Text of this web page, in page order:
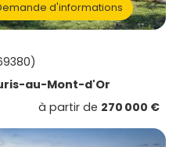
d'informations
au-Mont-d'Or
à partir de 270 000 €